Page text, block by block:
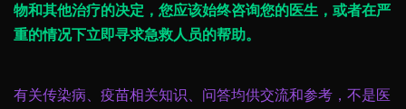
物和其他治疗的决定，您应该始终咨询您的医生，或者在严
重的情况下立即寻求急救人员的帮助。
有关传染病、疫苗相关知识、问答均供交流和参考，不是医